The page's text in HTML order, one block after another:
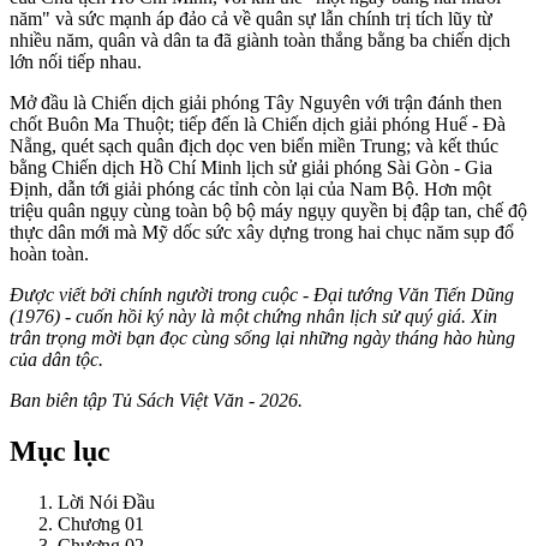
năm" và sức mạnh áp đảo cả về quân sự lẫn chính trị tích lũy từ
nhiều năm, quân và dân ta đã giành toàn thắng bằng ba chiến dịch
lớn nối tiếp nhau.
Mở đầu là Chiến dịch giải phóng Tây Nguyên với trận đánh then
chốt Buôn Ma Thuột; tiếp đến là Chiến dịch giải phóng Huế - Đà
Nẵng, quét sạch quân địch dọc ven biển miền Trung; và kết thúc
bằng Chiến dịch Hồ Chí Minh lịch sử giải phóng Sài Gòn - Gia
Định, dẫn tới giải phóng các tỉnh còn lại của Nam Bộ. Hơn một
triệu quân ngụy cùng toàn bộ bộ máy ngụy quyền bị đập tan, chế độ
thực dân mới mà Mỹ dốc sức xây dựng trong hai chục năm sụp đổ
hoàn toàn.
Được viết bởi chính người trong cuộc - Đại tướng Văn Tiến Dũng
(1976) - cuốn hồi ký này là một chứng nhân lịch sử quý giá. Xin
trân trọng mời bạn đọc cùng sống lại những ngày tháng hào hùng
của dân tộc.
Ban biên tập Tủ Sách Việt Văn - 2026.
Mục lục
Lời Nói Đầu
Chương 01